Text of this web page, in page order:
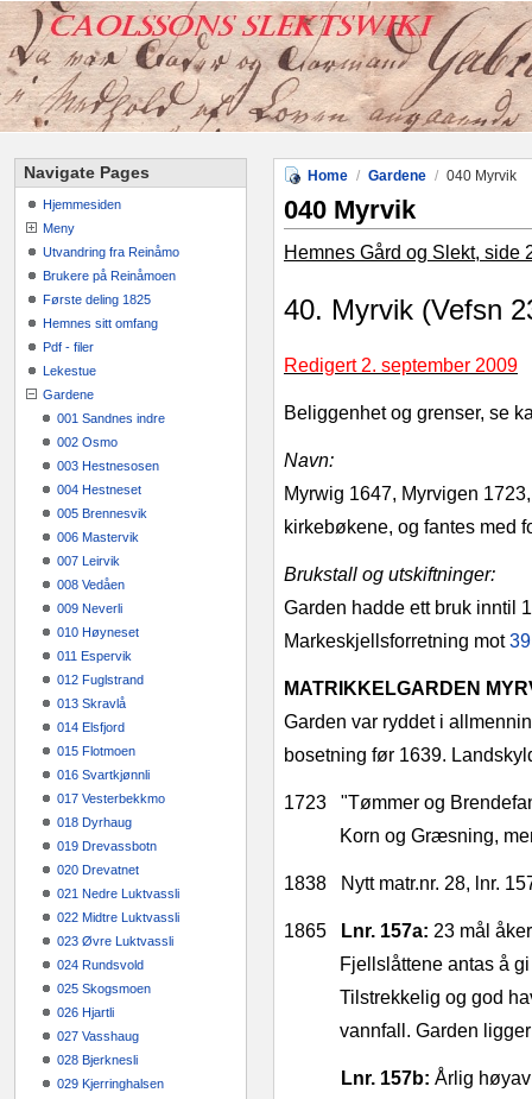
Navigate Pages
Hjemmesiden
Meny
Utvandring fra Reinåmo
Brukere på Reinåmoen
Første deling 1825
Hemnes sitt omfang
Pdf - filer
Lekestue
Gardene
001 Sandnes indre
002 Osmo
003 Hestnesosen
004 Hestneset
005 Brennesvik
006 Mastervik
007 Leirvik
008 Vedåen
009 Neverli
010 Høyneset
011 Espervik
012 Fuglstrand
013 Skravlå
014 Elsfjord
015 Flotmoen
016 Svartkjønnli
017 Vesterbekkmo
018 Dyrhaug
019 Drevassbotn
020 Drevatnet
021 Nedre Luktvassli
022 Midtre Luktvassli
023 Øvre Luktvassli
024 Rundsvold
025 Skogsmoen
026 Hjartli
027 Vasshaug
028 Bjerknesli
029 Kjerringhalsen
Home / Gardene / 040 Myrvik
040 Myrvik
Hemnes Gård og Slekt, side
40. Myrvik (Vefsn
Redigert 2. september 2009
Beliggenhet og grenser, se
Navn:
Myrwig 1647, Myrvigen
kirkebøkene, og fantes med
Brukstall og utskiftninger:
Garden hadde ett bruk inntil
Markeskjellsforretning mot
MATRIKKELGARDEN
Garden var ryddet i
bosetning før 1639.
1723
"Tømmer og
Korn og Græsning,
1838 Nytt matr.nr. 28, lnr.
1865 Lnr. 157a: 23 mål
Fjellslåttene antas å
Tilstrekkelig og god
vannfall. Garden
Lnr. 157b: Årlig